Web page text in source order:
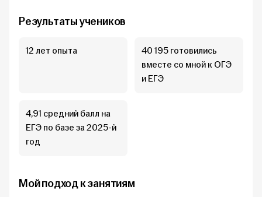
Результаты учеников
12 лет опыта
40 195 готовились
вместе со мной к ОГЭ
и ЕГЭ
4,91 средний балл на
ЕГЭ по базе за 2025-й
год
Мой подход к занятиям